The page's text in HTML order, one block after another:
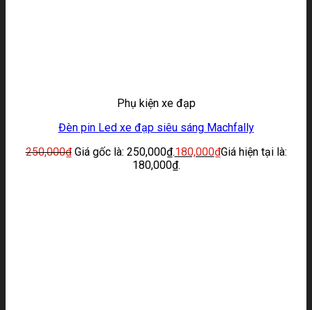
Phụ kiện xe đạp
Đèn pin Led xe đạp siêu sáng Machfally
250,000₫ Giá gốc là: 250,000₫.180,000₫Giá hiện tại là:
180,000₫.